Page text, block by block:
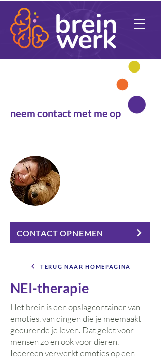
neem contact met me op
CONTACT OPNEMEN
TERUG NAAR HOMEPAGINA
NEI-therapie
Het brein is een opslagcontainer van
emoties, van dingen die je meemaakt
gedurende je leven. Dat geldt voor
mensen zo en ook voor dieren.
Iedereen verwerkt emoties op een